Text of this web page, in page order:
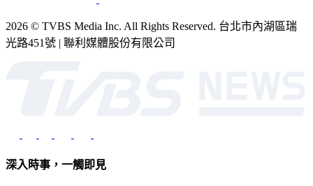
2026 © TVBS Media Inc. All Rights Reserved. 台北市內湖區瑞
光路451號 | 聯利媒體股份有限公司
深入時事，一觸即見